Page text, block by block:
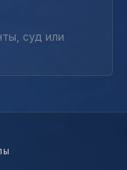
суд или